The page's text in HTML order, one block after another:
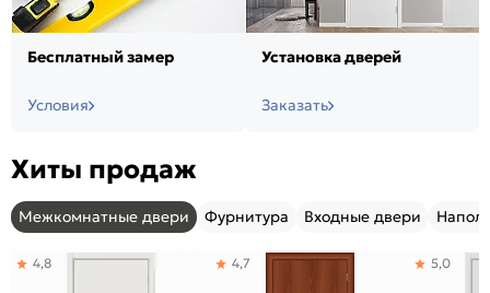
Бесплатный замер
Условия
Установка дверей
Заказать
Хиты продаж
Межкомнатные двери Фурнитура Входные двери
4,8 4,7 5,0